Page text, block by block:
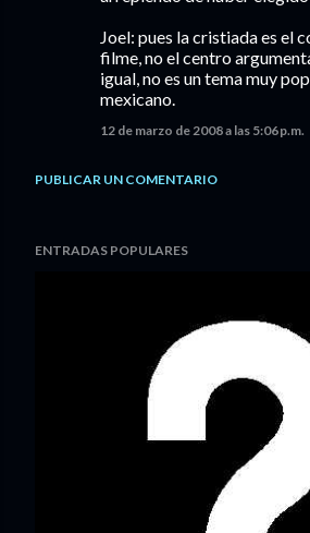
Joel: pues la cristiada es el
filme, no el centro
igual, no es un tema muy
mexicano.
12 de marzo de 2008 a las 5:06 p.m.
PUBLICAR UN COMENTARIO
ENTRADAS POPULARES